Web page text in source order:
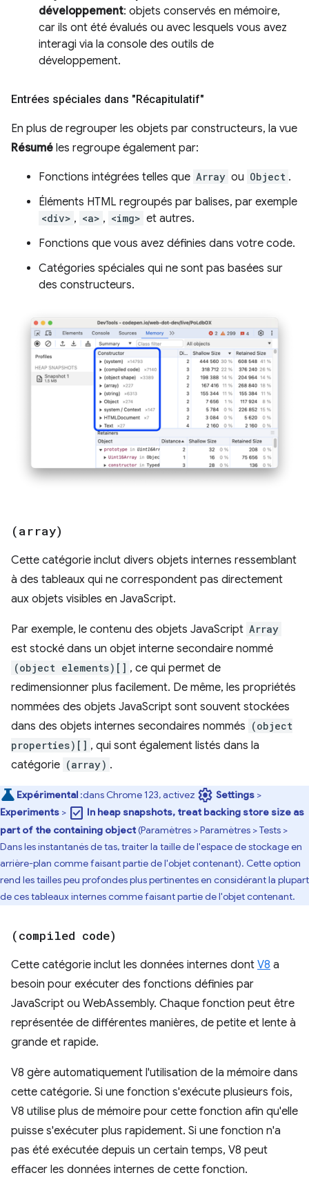
développement: objets conservés en mémoire,
car ils ont été évalués ou avec lesquels vous avez
interagi via la console des outils de
développement.
Entrées spéciales dans "Récapitulatif"
En plus de regrouper les objets par constructeurs, la vue
Résumé les regroupe également par:
Fonctions intégrées telles que Array ou Object .
Éléments HTML regroupés par balises, par exemple
<div> , <a> , <img> et autres.
Fonctions que vous avez définies dans votre code.
Catégories spéciales qui ne sont pas basées sur
des constructeurs.
(array)
Cette catégorie inclut divers objets internes ressemblant
à des tableaux qui ne correspondent pas directement
aux objets visibles en JavaScript.
Par exemple, le contenu des objets JavaScript Array
est stocké dans un objet interne secondaire nommé
(object elements)[] , ce qui permet de
redimensionner plus facilement. De même, les propriétés
nommées des objets JavaScript sont souvent stockées
dans des objets internes secondaires nommés (object
properties)[] , qui sont également listés dans la
catégorie (array) .
Expérimental :dans Chrome 123, activez settings Settings >
Experiments > check_box In heap snapshots, treat backing store size as
part of the containing object(Paramètres > Paramètres > Tests >
Dans les instantanés de tas, traiter la taille de l'espace de stockage en
arrière-plan comme faisant partie de l'objet contenant). Cette option
rend les tailles peu profondes plus pertinentes en considérant la plupart
de ces tableaux internes comme faisant partie de l'objet contenant.
(compiled code)
Cette catégorie inclut les données internes dont V8 a
besoin pour exécuter des fonctions définies par
JavaScript ou WebAssembly. Chaque fonction peut être
représentée de différentes manières, de petite et lente à
grande et rapide.
V8 gère automatiquement l'utilisation de la mémoire dans
cette catégorie. Si une fonction s'exécute plusieurs fois,
V8 utilise plus de mémoire pour cette fonction afin qu'elle
puisse s'exécuter plus rapidement. Si une fonction n'a
pas été exécutée depuis un certain temps, V8 peut
effacer les données internes de cette fonction.